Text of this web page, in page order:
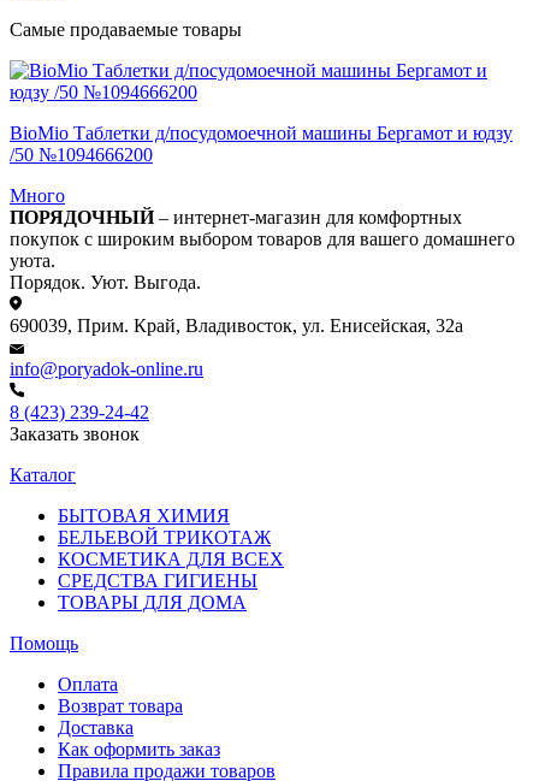
Самые продаваемые товары
BioMio Таблетки д/посудомоечной машины Бергамот и юдзу
/50 №1094666200
Много
ПОРЯДОЧНЫЙ– интернет-магазин для комфортных
покупок с широким выбором товаров для вашего домашнего
уюта.
Порядок. Уют. Выгода.
690039, Прим. Край, Владивосток, ул. Енисейская, 32а
info@poryadok-online.ru
8 (423) 239-24-42
Заказать звонок
Каталог
БЫТОВАЯ ХИМИЯ
БЕЛЬЕВОЙ ТРИКОТАЖ
КОСМЕТИКА ДЛЯ ВСЕХ
СРЕДСТВА ГИГИЕНЫ
ТОВАРЫ ДЛЯ ДОМА
Помощь
Оплата
Возврат товара
Доставка
Как оформить заказ
Правила продажи товаров